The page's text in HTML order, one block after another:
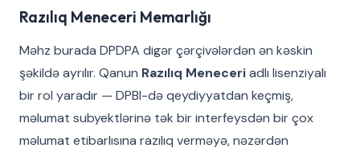
Razılıq Meneceri Memarlığı
Məhz burada DPDPA digər çərçivələrdən ən kəskin
şəkildə ayrılır. Qanun Razılıq Meneceriadlı lisenziyalı
bir rol yaradır — DPBI-də qeydiyyatdan keçmiş,
məlumat subyektlərinə tək bir interfeysdən bir çox
məlumat etibarlısına razılıq verməyə, nəzərdən